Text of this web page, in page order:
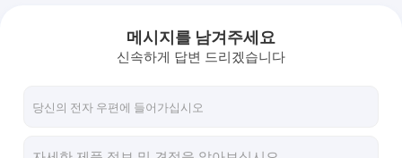
기계를 만드는 PET 스트랩
PP 스트랩 밴드 압출 라인
메시지를 남겨주세요
신속하게 답변 드리겠습니다